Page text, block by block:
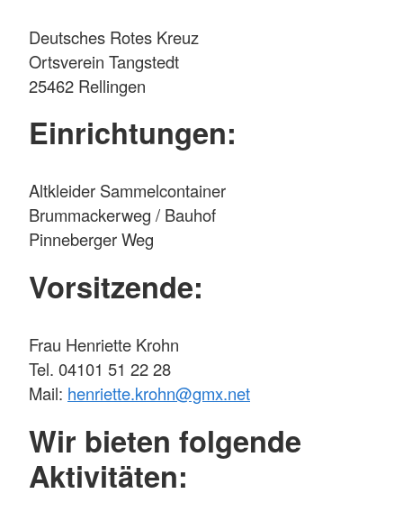
Deutsches Rotes Kreuz
Ortsverein Tangstedt
25462 Rellingen
Einrichtungen:
Altkleider Sammelcontainer
Brummackerweg / Bauhof
Pinneberger Weg
Vorsitzende:
Frau Henriette Krohn
Tel. 04101 51 22 28
Mail: henriette.krohn@gmx.net
Wir bieten folgende
Aktivitäten: